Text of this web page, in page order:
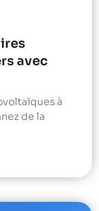
avec
à
de la